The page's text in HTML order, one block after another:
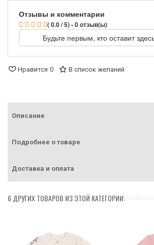
Отзывы и комментарии
( 0.0 / 5) - 0 отзыв(ы)
Будьте первым, кто оставит
Нравится 0 В список желаний
Описание
Подробнее о товаре
Доставка и оплата
6 ДРУГИХ ТОВАРОВ ИЗ ЭТОЙ КАТЕГОРИИ: